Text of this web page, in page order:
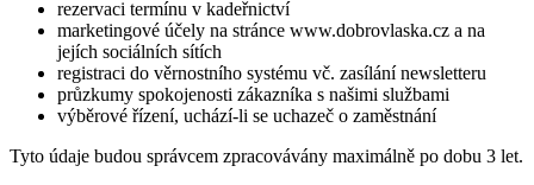
rezervaci termínu v kadeřnictví
marketingové účely na stránce www.dobrovlaska.cz a na
jejích sociálních sítích
registraci do věrnostního systému vč. zasílání newsletteru
průzkumy spokojenosti zákazníka s našimi službami
výběrové řízení, uchází-li se uchazeč o zaměstnání
Tyto údaje budou správcem zpracovávány maximálně po dobu 3 let.